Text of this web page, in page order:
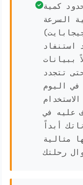
كمية
السرعة
1 جيجابايت أو 3 جيجابايت)
بعد استنفاد
ببيانات
تتجدد
في اليوم
عليه في
أبداً
مثالية